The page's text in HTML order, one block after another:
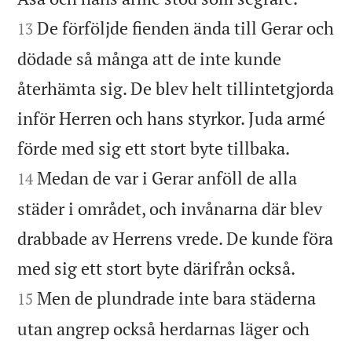
13 De förföljde fienden ända till Gerar och
dödade så många att de inte kunde
återhämta sig. De blev helt tillintetgjorda
inför Herren och hans styrkor. Juda armé
förde med sig ett stort byte tillbaka.
14 Medan de var i Gerar anföll de alla
städer i området, och invånarna där blev
drabbade av Herrens vrede. De kunde föra
med sig ett stort byte därifrån också.
15 Men de plundrade inte bara städerna
utan angrep också herdarnas läger och